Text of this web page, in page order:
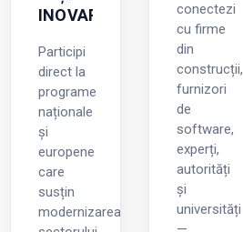
INOVARE
Participi
direct la
programe
naționale
și
europene
care
susțin
modernizarea
conectezi
cu firme
din
construcții,
furnizori
de
software,
experți,
autorități
și
universități